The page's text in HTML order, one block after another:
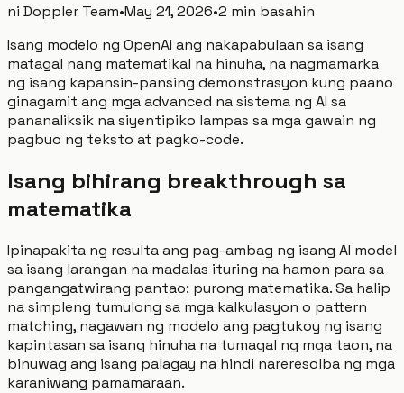
ni Doppler Team•May 21, 2026•2 min basahin
Isang modelo ng OpenAI ang nakapabulaan sa isang
matagal nang matematikal na hinuha, na nagmamarka
ng isang kapansin-pansing demonstrasyon kung paano
ginagamit ang mga advanced na sistema ng AI sa
pananaliksik na siyentipiko lampas sa mga gawain ng
pagbuo ng teksto at pagko-code.
Isang bihirang breakthrough sa
matematika
Ipinapakita ng resulta ang pag-ambag ng isang AI model
sa isang larangan na madalas ituring na hamon para sa
pangangatwirang pantao: purong matematika. Sa halip
na simpleng tumulong sa mga kalkulasyon o pattern
matching, nagawan ng modelo ang pagtukoy ng isang
kapintasan sa isang hinuha na tumagal ng mga taon, na
binuwag ang isang palagay na hindi nareresolba ng mga
karaniwang pamamaraan.